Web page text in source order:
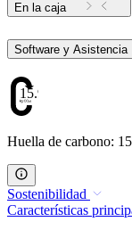
En la caja
Software y Asistencia
15.99
Huella de carbono:
Sostenibilidad
Características